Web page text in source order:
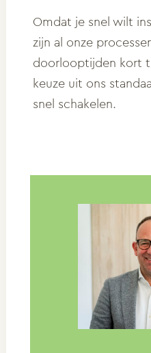
Omdat je snel wilt
zijn al onze
doorlooptijden kort
keuze uit ons
snel schakelen.